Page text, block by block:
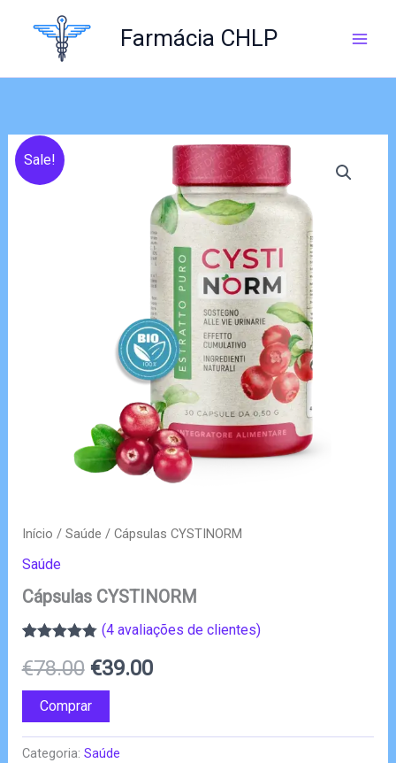
Farmácia CHLP
Sale!
Início / Saúde / Cápsulas CYSTINORM
Saúde
Cápsulas CYSTINORM
com4.75em
5 com base
em
classificações
de clientes
(4 avaliações de clientes)
€78.00 O
preço
original
€39.00O
atual
Comprar
Categoria: Saúde